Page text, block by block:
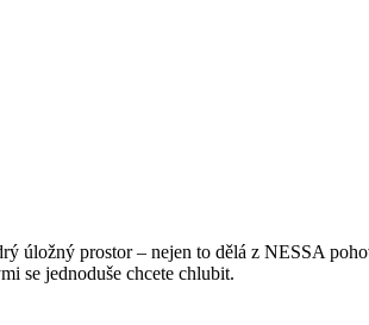
úložný prostor – nejen to dělá z NESSA
se jednoduše chcete chlubit.